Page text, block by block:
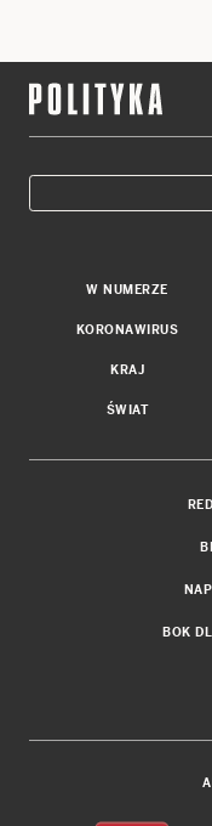
W NUMERZE
KORONAWIRUS
KRAJ
ŚWIAT
BOK